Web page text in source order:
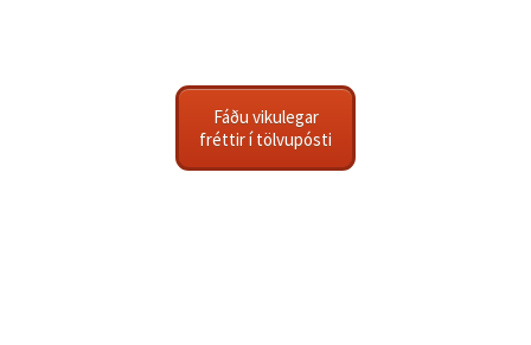
Fáðu vikulegar
fréttir í tölvupósti